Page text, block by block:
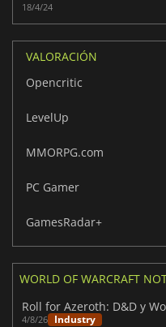
18/4/24
VALORACIÓN
Opencritic
LevelUp
MMORPG.com
PC Gamer
GamesRadar+
WORLD OF WARCRAFT
4/8/26 Industry